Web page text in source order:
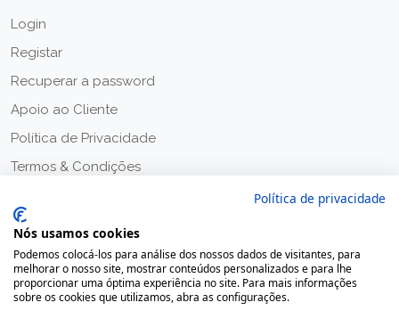
Login
Registar
Recuperar a password
Apoio ao Cliente
Política de Privacidade
Termos & Condições
Política de privacidade
Nós usamos cookies
Podemos colocá-los para análise dos nossos dados de visitantes, para
melhorar o nosso site, mostrar conteúdos personalizados e para lhe
proporcionar uma óptima experiência no site. Para mais informações
sobre os cookies que utilizamos, abra as configurações.